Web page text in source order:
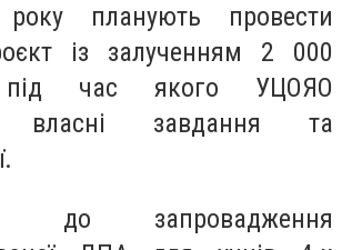
року планують провести
із залученням 2 000
під час якого УЦОЯО
власні завдання та
запровадження